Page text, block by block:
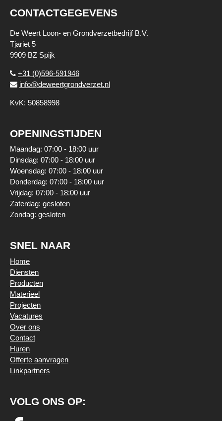
CONTACTGEGEVENS
De Weert Loon- en Grondverzetbedrijf B.V.
Tjariet 5
9909 BZ Spijk
+31 (0)596-591946
info@deweertgrondverzet.nl
KvK: 50858998
OPENINGSTIJDEN
Maandag: 07:00 - 18:00 uur
Dinsdag: 07:00 - 18:00 uur
Woensdag: 07:00 - 18:00 uur
Donderdag: 07:00 - 18:00 uur
Vrijdag: 07:00 - 18:00 uur
Zaterdag: gesloten
Zondag: gesloten
SNEL NAAR
Home
Diensten
Producten
Materieel
Projecten
Vacatures
Over ons
Contact
Huren
Offerte aanvragen
Linkpartners
VOLG ONS OP: